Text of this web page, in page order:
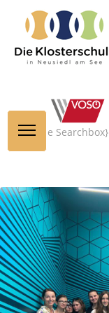
{module Searchbox}